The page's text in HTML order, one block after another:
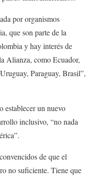
por organismos
que son parte de la
y hay interés de
Alianza, como Ecuador,
Paraguay, Brasil”,
establecer un nuevo
inclusivo, “no nada
de que el
no suficiente. Tiene que